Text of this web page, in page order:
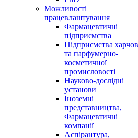
Можливості
працевлаштування
Фармацевтичні
підприємства
Підприємства
та парфумерно-
косметичної
промисловості
Науково-дослідні
установи
Іноземні
представництва,
Фармацевтичні
компанії
Аспірантура,